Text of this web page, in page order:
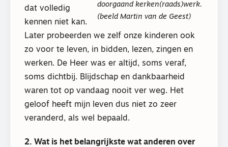
doorgaand kerken(raads)werk.
(beeld Martin van de Geest)
dat volledig
kennen niet kan.
Later probeerden we zelf onze kinderen ook
zo voor te leven, in bidden, lezen, zingen en
werken. De Heer was er altijd, soms veraf,
soms dichtbij. Blijdschap en dankbaarheid
waren tot op vandaag nooit ver weg. Het
geloof heeft mijn leven dus niet zo zeer
veranderd, als wel bepaald.
2. Wat is het belangrijkste wat anderen over